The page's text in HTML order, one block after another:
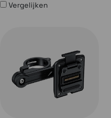
Vergelijken